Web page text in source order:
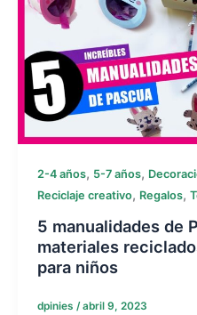
2-4 años, 5-7 años,
Reciclaje creativo, Regalos,
5 manualidades de
materiales
para niños
dpinies /abril 9, 2023